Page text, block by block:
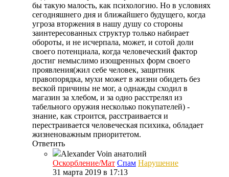
бы такую малость, как психологию. Но в условиях
сегодняшнего дня и ближайшего будущего, когда
угроза вторжения в нашу душу со стороны
заинтересованных структур только набирает
обороты, и не исчерпала, может, и сотой доли
своего потенциала, когда человеческий фактор
достиг немыслимо изощренных форм своего
проявления(жил себе человек, защитник
правопорядка, мухи может в жизни обидеть без
веской причины не мог, а однажды сходил в
магазин за хлебом, и за одно расстрелял из
табельного оружия несколько покупателей) -
знание, как строится, расстраивается и
перестраивается человеческая психика, обладает
жизненоважным приоритетом.
Ответить
Alexander Voin анатолий
Оскорбление/Мат Спам Нарушение
31 марта 2019 в 17:13